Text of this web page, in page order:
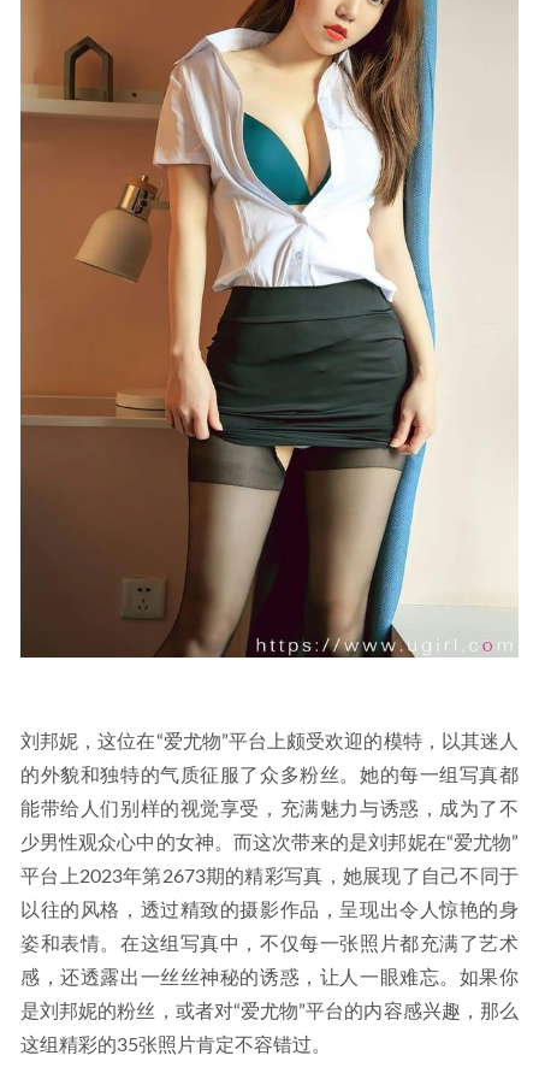
刘邦妮，这位在“爱尤物”平台上颇受欢迎的模特，以其迷人
的外貌和独特的气质征服了众多粉丝。她的每一组写真都
能带给人们别样的视觉享受，充满魅力与诱惑，成为了不
少男性观众心中的女神。而这次带来的是刘邦妮在“爱尤物”
平台上2023年第2673期的精彩写真，她展现了自己不同于
以往的风格，透过精致的摄影作品，呈现出令人惊艳的身
姿和表情。在这组写真中，不仅每一张照片都充满了艺术
感，还透露出一丝丝神秘的诱惑，让人一眼难忘。如果你
是刘邦妮的粉丝，或者对“爱尤物”平台的内容感兴趣，那么
这组精彩的35张照片肯定不容错过。